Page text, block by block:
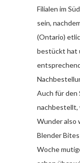
Filialen im
sein,
(Ontario)
bestückt hat
Auch für den
nachbestellt,
Wunder also
Blender
Woche